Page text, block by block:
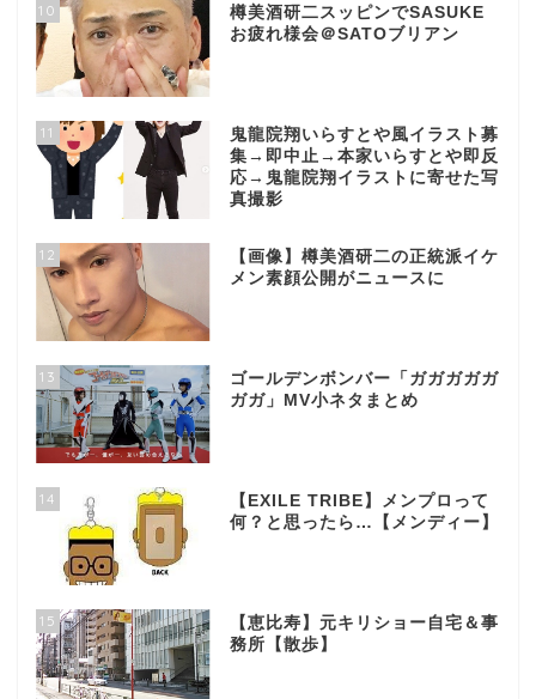
10
樽美酒研二スッピンでSASUKE
お疲れ様会＠SATOブリアン
11
鬼龍院翔いらすとや風イラスト募
集→即中止→本家いらすとや即反
応→鬼龍院翔イラストに寄せた写
真撮影
12
【画像】樽美酒研二の正統派イケ
メン素顔公開がニュースに
13
ゴールデンボンバー「ガガガガガ
ガガ」MV小ネタまとめ
14
【EXILE TRIBE】メンプロって
何？と思ったら…【メンディー】
15
【恵比寿】元キリショー自宅＆事
務所【散歩】